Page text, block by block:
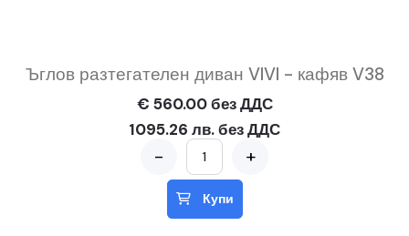
Ъглов разтегателен диван VIVI - кафяв V38
€ 560.00 без ДДС
1095.26 лв. без ДДС
- +
Купи